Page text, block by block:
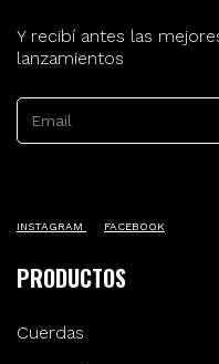
Y recibí antes las
lanzamientos
INSTAGRAM FACEBOOK
PRODUCTOS
Cuerdas